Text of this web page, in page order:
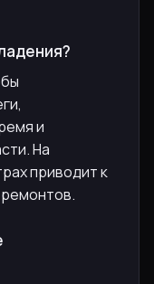
и
На
приводит к